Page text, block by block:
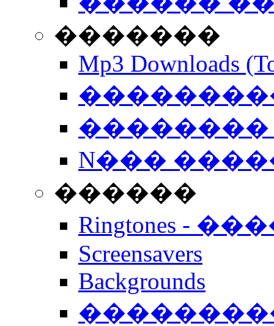
�������
Mp3 Downloads
��������
N���
������
Ringtones -
Screensavers
Backgrounds